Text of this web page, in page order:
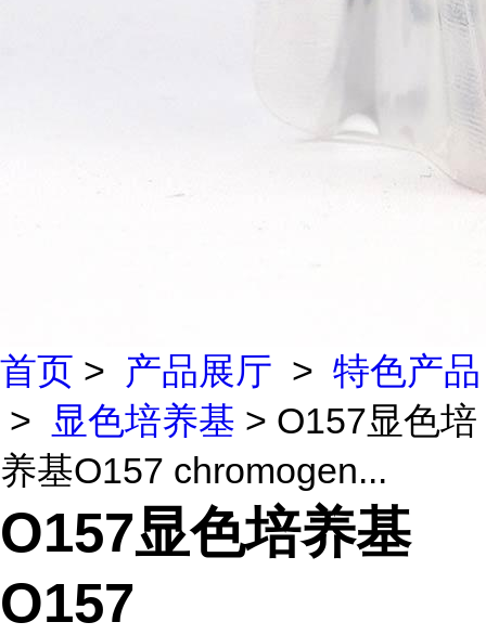
首页 > 产品展厅 > 特色产品
>
显色培养基 > O157显色培
养基O157 chromogen...
O157显色培养基
O157